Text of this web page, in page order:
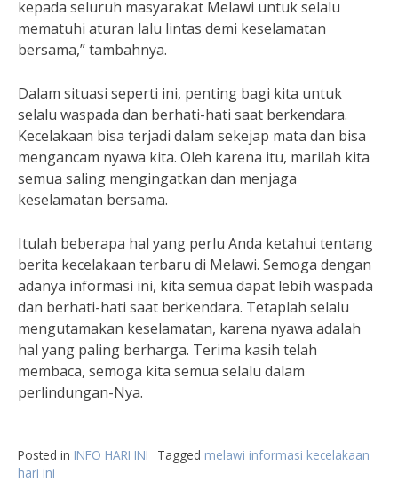
kepada seluruh masyarakat Melawi untuk selalu
mematuhi aturan lalu lintas demi keselamatan
bersama,” tambahnya.
Dalam situasi seperti ini, penting bagi kita untuk
selalu waspada dan berhati-hati saat berkendara.
Kecelakaan bisa terjadi dalam sekejap mata dan bisa
mengancam nyawa kita. Oleh karena itu, marilah kita
semua saling mengingatkan dan menjaga
keselamatan bersama.
Itulah beberapa hal yang perlu Anda ketahui tentang
berita kecelakaan terbaru di Melawi. Semoga dengan
adanya informasi ini, kita semua dapat lebih waspada
dan berhati-hati saat berkendara. Tetaplah selalu
mengutamakan keselamatan, karena nyawa adalah
hal yang paling berharga. Terima kasih telah
membaca, semoga kita semua selalu dalam
perlindungan-Nya.
Posted in INFO HARI INI Tagged melawi informasi kecelakaan
hari ini